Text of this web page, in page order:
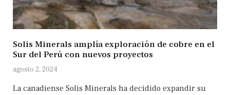
Solis Minerals amplía exploración de cobre en el
Sur del Perú con nuevos proyectos
agosto 2, 2024
La canadiense Solis Minerals ha decidido expandir su